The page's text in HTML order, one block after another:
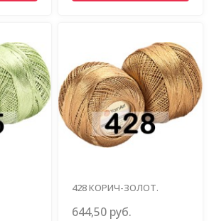
428 КОРИЧ-ЗОЛОТ.
644,50 руб.